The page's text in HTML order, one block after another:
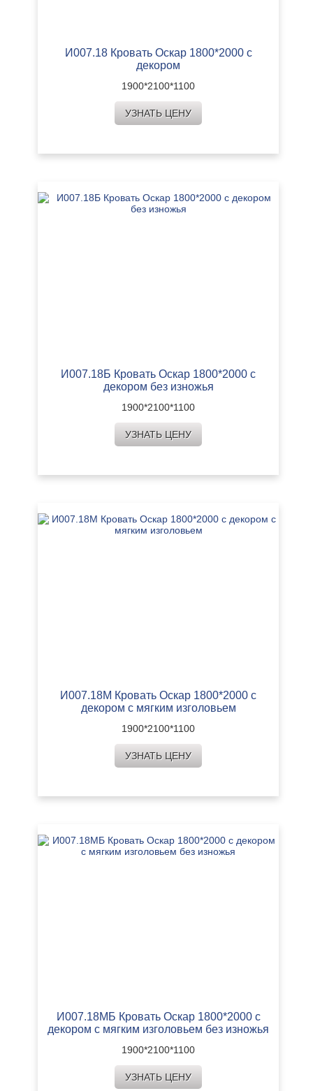
И007.18 Кровать Оскар 1800*2000 с
декором
1900*2100*1100
УЗНАТЬ ЦЕНУ
И007.18Б Кровать Оскар 1800*2000 с
декором без изножья
1900*2100*1100
УЗНАТЬ ЦЕНУ
И007.18М Кровать Оскар 1800*2000 с
декором с мягким изголовьем
1900*2100*1100
УЗНАТЬ ЦЕНУ
И007.18МБ Кровать Оскар 1800*2000 с
декором с мягким изголовьем без изножья
1900*2100*1100
УЗНАТЬ ЦЕНУ